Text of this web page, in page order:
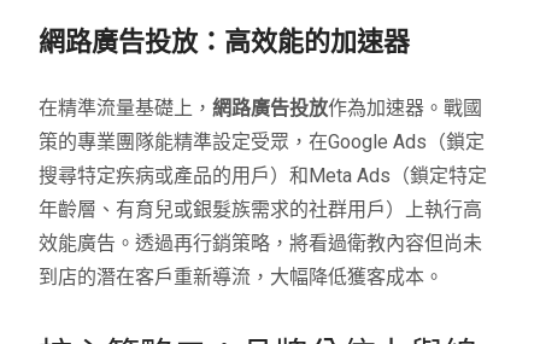
網路廣告投放：高效能的加速器
在精準流量基礎上，網路廣告投放作為加速器。戰國
策的專業團隊能精準設定受眾，在Google Ads（鎖定
搜尋特定疾病或產品的用戶）和Meta Ads（鎖定特定
年齡層、有育兒或銀髮族需求的社群用戶）上執行高
效能廣告。透過再行銷策略，將看過衛教內容但尚未
到店的潛在客戶重新導流，大幅降低獲客成本。